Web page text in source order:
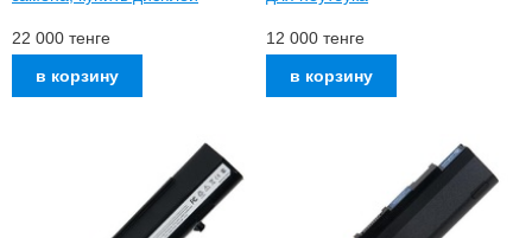
22 000 тенге 12 000 тенге